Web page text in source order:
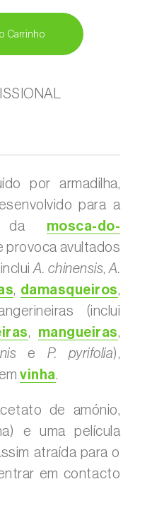
Carrinho
por armadilha,
para a
da mosca-do-
provoca avultados
A. chinensis,A.
, damasqueiros,
(inclui
, mangueiras,
eP. pyrifolia),
vinha.
de amónio,
e uma película
atraída para o
em contacto